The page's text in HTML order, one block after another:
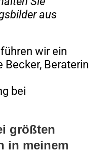
aus
wir ein
Becker, Beraterin
bei
größten
in meinem